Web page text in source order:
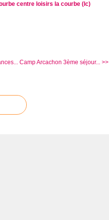
centre loisirs la courbe (lc)
Camp Arcachon 3ème séjour... >>